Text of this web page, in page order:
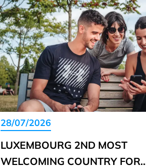
28/07/2026
LUXEMBOURG 2ND MOST
WELCOMING COUNTRY FOR